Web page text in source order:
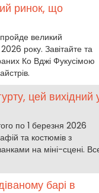
ринок, що
великий
року. Завітайте та
Ко Вджі Фукусімою
цей вихідний
по 1 березня 2026
та костюмів з
на міні-сцені.
барі в